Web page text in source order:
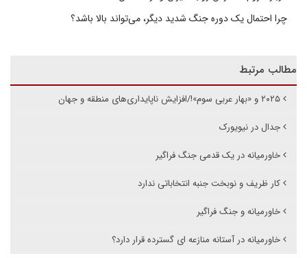
چرا احتمال یک دوره جنگ شدید دیگر، می‌تواند بالا باشد؟
مطالب مرتبط
۲۰۲۵ و «بهار عربی سوم»!/افزایش ناپایداری‌های منطقه و جهان
جدال در نیویورک
خاورمیانه در یک قدمی جنگ فراگیر
کار ظریف و نوبخت جنبه انتخاباتی ندارد
خاورمیانه و جنگ فراگیر
خاورمیانه در آستانه منازعه ای گسترده قرار دارد؟